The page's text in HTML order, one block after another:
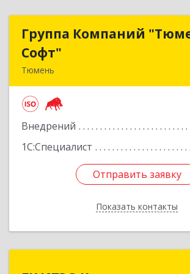
Группа Компаний
Софт"
Тюмень
Внедрений
1С:Специалист
Отправить заявку
Показать контакты
Группа Компаний
Отправить заявку
Назад